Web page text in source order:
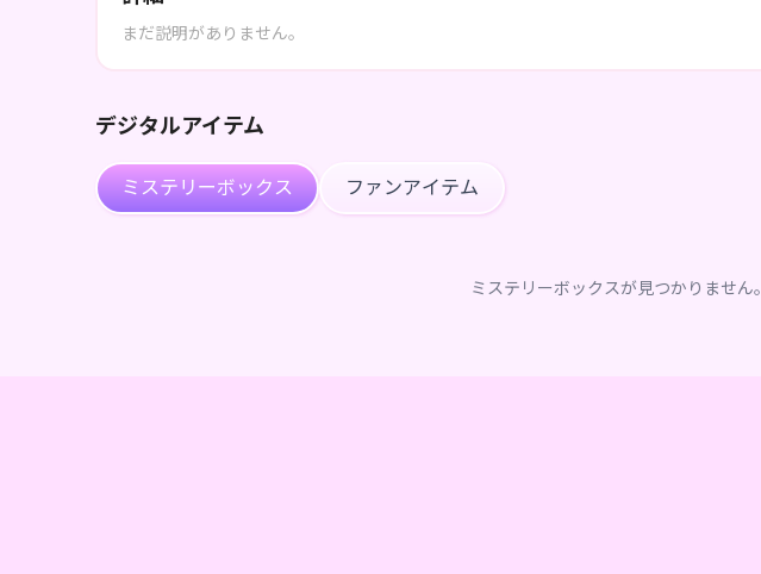
まだ説明がありません。
デジタルアイテム
ミステリーボックス ファンアイテム
ミステリーボックスが見つかりません。